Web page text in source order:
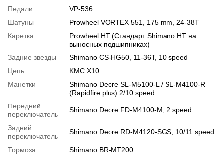
Педали
VP-536
Шатуны
Prowheel VORTEX 551, 175 mm, 24-38T
Каретка
Prowheel HT (Стандарт Shimano HT на
выносных подшипниках)
Задние звезды
Shimano CS-HG50, 11-36T, 10 speed
Цепь
KMC X10
Манетки
Shimano Deore SL-M5100-L / SL-M4100-R
(Rapidfire plus) 2/10 speed
Передний
переключатель
Shimano Deore FD-M4100-M, 2 speed
Задний
переключатель
Shimano Deore RD-M4120-SGS, 10/11 speed
Тормоза
Shimano BR-MT200